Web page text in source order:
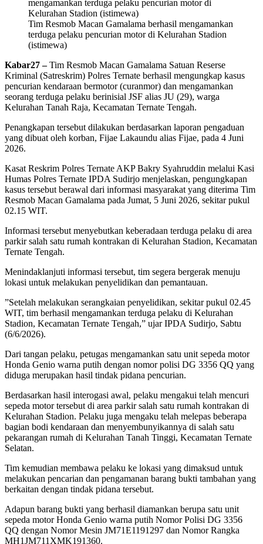
Tim Resmob Macan Gamalama berhasil mengamankan
terduga pelaku pencurian motor di Kelurahan Stadion
(istimewa)
Kabar27 –Tim Resmob Macan Gamalama Satuan Reserse
Kriminal (Satreskrim) Polres Ternate berhasil mengungkap kasus
pencurian kendaraan bermotor (curanmor) dan mengamankan
seorang terduga pelaku berinisial JSF alias JU (29), warga
Kelurahan Tanah Raja, Kecamatan Ternate Tengah.
‎Penangkapan tersebut dilakukan berdasarkan laporan pengaduan
yang dibuat oleh korban, Fijae Lakaundu alias Fijae, pada 4 Juni
2026.
‎Kasat Reskrim Polres Ternate AKP Bakry Syahruddin melalui Kasi
Humas Polres Ternate IPDA Sudirjo menjelaskan, pengungkapan
kasus tersebut berawal dari informasi masyarakat yang diterima Tim
Resmob Macan Gamalama pada Jumat, 5 Juni 2026, sekitar pukul
02.15 WIT.
‎Informasi tersebut menyebutkan keberadaan terduga pelaku di area
parkir salah satu rumah kontrakan di Kelurahan Stadion, Kecamatan
Ternate Tengah.
Menindaklanjuti informasi tersebut, tim segera bergerak menuju
lokasi untuk melakukan penyelidikan dan pemantauan.
‎”Setelah melakukan serangkaian penyelidikan, sekitar pukul 02.45
WIT, tim berhasil mengamankan terduga pelaku di Kelurahan
Stadion, Kecamatan Ternate Tengah,” ujar IPDA Sudirjo, Sabtu
(6/6/2026).
‎Dari tangan pelaku, petugas mengamankan satu unit sepeda motor
Honda Genio warna putih dengan nomor polisi DG 3356 QQ yang
diduga merupakan hasil tindak pidana pencurian.
‎Berdasarkan hasil interogasi awal, pelaku mengakui telah mencuri
sepeda motor tersebut di area parkir salah satu rumah kontrakan di
Kelurahan Stadion. Pelaku juga mengaku telah melepas beberapa
bagian bodi kendaraan dan menyembunyikannya di salah satu
pekarangan rumah di Kelurahan Tanah Tinggi, Kecamatan Ternate
Selatan.
‎Tim kemudian membawa pelaku ke lokasi yang dimaksud untuk
melakukan pencarian dan pengamanan barang bukti tambahan yang
berkaitan dengan tindak pidana tersebut.
‎Adapun barang bukti yang berhasil diamankan berupa satu unit
sepeda motor Honda Genio warna putih Nomor Polisi DG 3356
QQ dengan Nomor Mesin JM71E1191297 dan Nomor Rangka
MH1JM711XMK191360.